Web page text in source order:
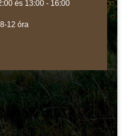
és 13:00 - 16:00
12 óra